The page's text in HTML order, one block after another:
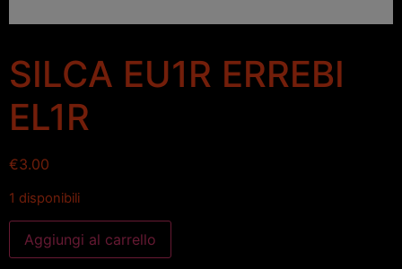
SILCA EU1R ERREBI
EL1R
€3.00
1 disponibili
Aggiungi al carrello